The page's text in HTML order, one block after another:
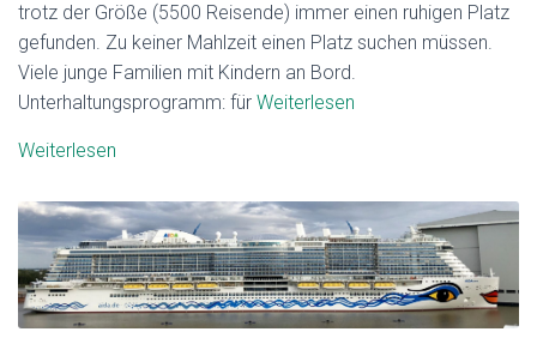
trotz der Größe (5500 Reisende) immer einen ruhigen Platz
gefunden. Zu keiner Mahlzeit einen Platz suchen müssen.
Viele junge Familien mit Kindern an Bord.
Unterhaltungsprogramm: für Weiterlesen
Weiterlesen